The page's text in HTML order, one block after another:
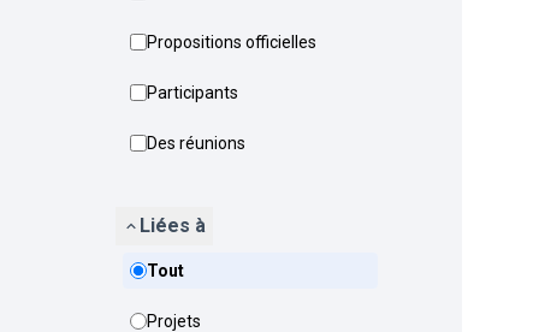
Propositions officielles
Participants
Des réunions
Liées à
Tout
Projets